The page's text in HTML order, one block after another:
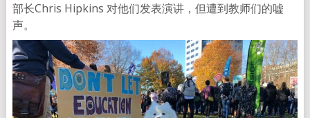
部长Chris Hipkins 对他们发表演讲，但遭到教师们的嘘
声。